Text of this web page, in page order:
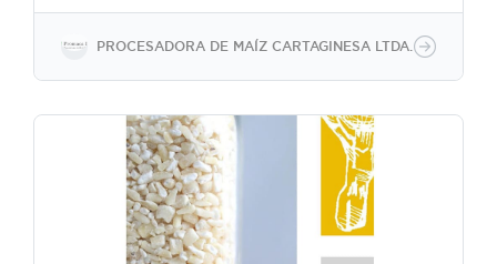
PROCESADORA DE MAÍZ CARTAGINESA LTDA.